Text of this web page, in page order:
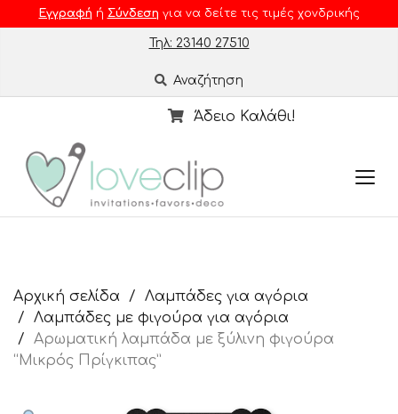
Εγγραφή ή Σύνδεση για να δείτε τις τιμές χονδρικής
Τηλ: 23140 27510
Αναζήτηση
Άδειο Καλάθι!
Αρχική σελίδα
Λαμπάδες για αγόρια
Λαμπάδες με φιγούρα για αγόρια
Αρωματική λαμπάδα με ξύλινη φιγούρα
“Μικρός Πρίγκιπας”